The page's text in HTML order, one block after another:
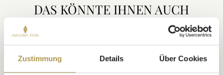
Zustimmung Details Über Cookies
DAS KÖNNTE IHNEN AUCH
GEFALLEN